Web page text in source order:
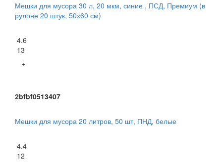
Мешки для мусора 30 л, 20 мкм, синие , ПСД, Премиум (в
рулоне 20 штук, 50х60 см)
4.6
13
+
2bfbf0513407
Мешки для мусора 20 литров, 50 шт, ПНД, белые
4.4
12